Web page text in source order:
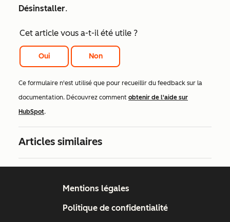
Désinstaller.
Cet article vous a-t-il été utile ?
Oui Non
Ce formulaire n'est utilisé que pour recueillir du feedback sur la
documentation. Découvrez comment obtenir de l'aide sur
HubSpot.
Articles similaires
Mentions légales
Politique de confidentialité